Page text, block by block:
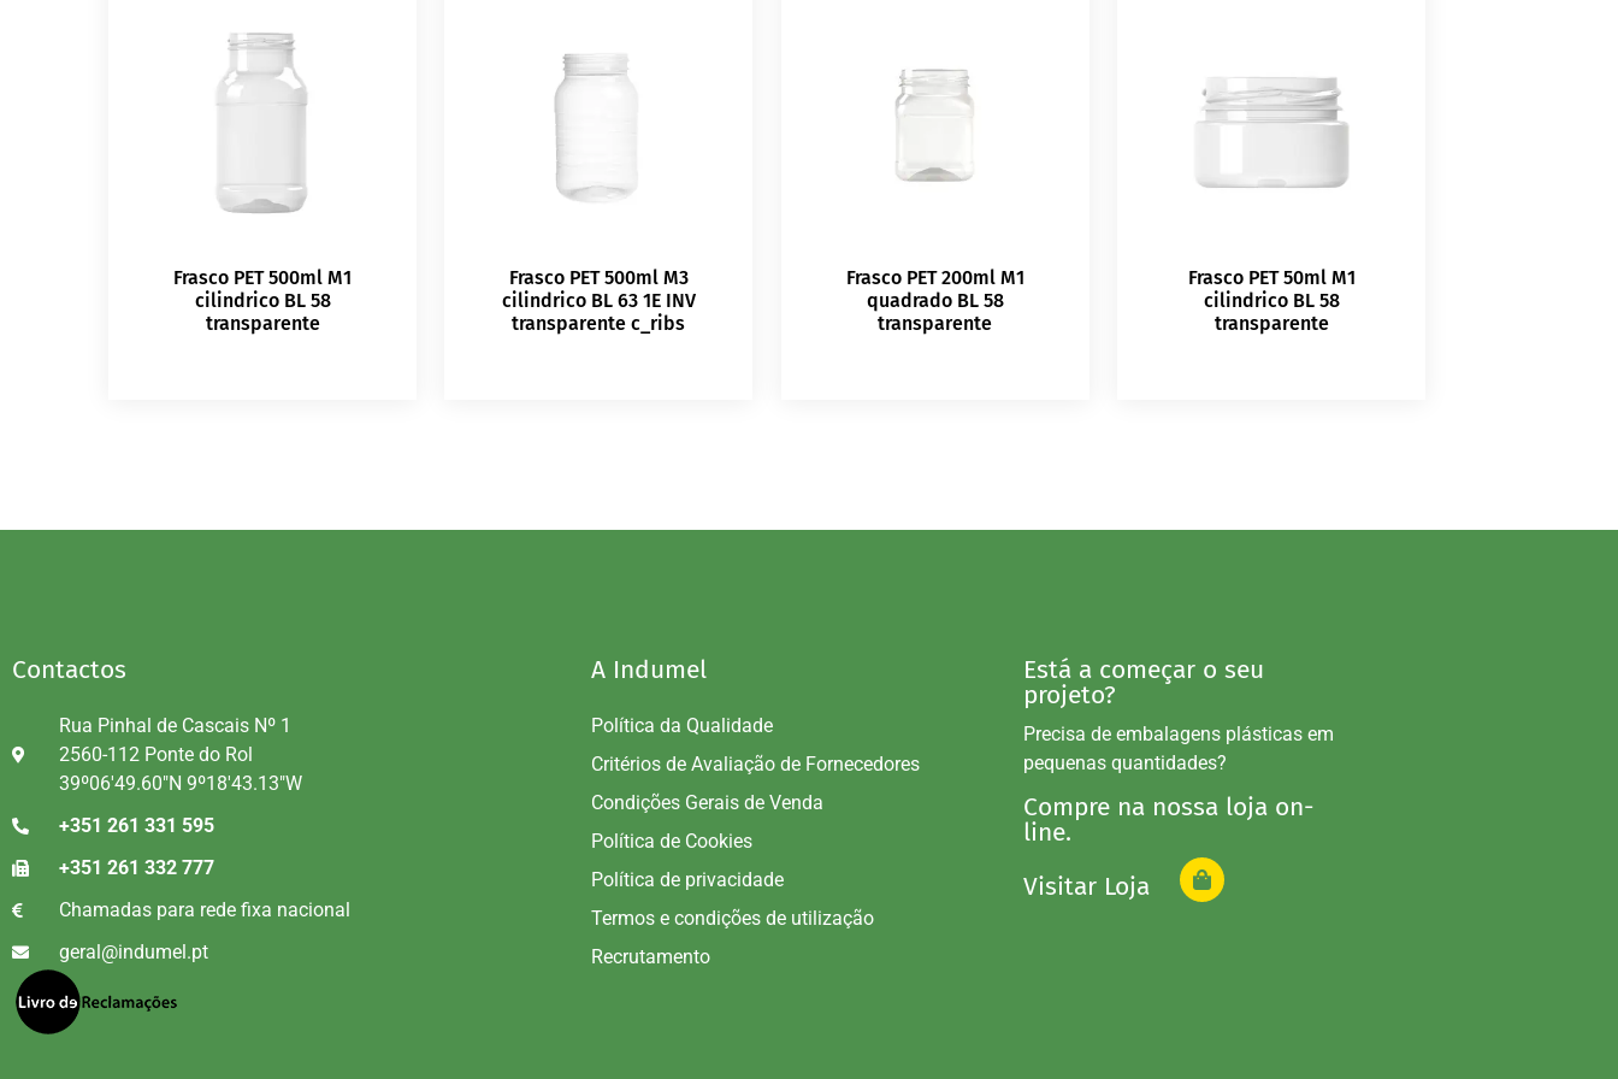
Frasco PET 500ml M1
cilindrico BL 58
transparente
Frasco PET 500ml M3
cilindrico BL 63 1E INV
transparente c_ribs
Frasco PET 200ml M1
quadrado BL 58
transparente
Frasco PET 50ml M1
cilindrico BL 58
transparente
Contactos
Rua Pinhal de Cascais Nº 1
2560-112 Ponte do Rol
39º06'49.60"N 9º18'43.13"W
+351 261 331 595
+351 261 332 777
Chamadas para rede fixa nacional
geral@indumel.pt
A Indumel
Política da Qualidade
Critérios de Avaliação de Fornecedores
Condições Gerais de Venda
Política de Cookies
Política de privacidade
Termos e condições de utilização
Recrutamento
Está a começar o seu
projeto?
Precisa de embalagens plásticas em
pequenas quantidades?
Compre na nossa loja on-
line.
Visitar Loja